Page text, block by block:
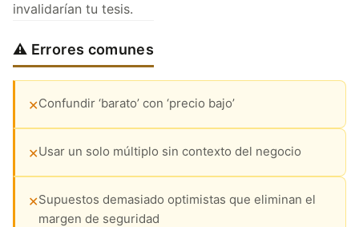
invalidarían tu tesis.
⚠️ Errores comunes
✕Confundir ‘barato’ con ‘precio bajo’
✕Usar un solo múltiplo sin contexto del negocio
✕Supuestos demasiado optimistas que eliminan el
margen de seguridad